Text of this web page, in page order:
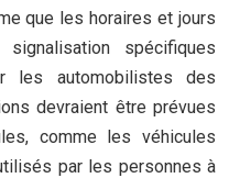
que les horaires et jours
spécifiques
les automobilistes des
devraient être prévues
comme les véhicules
par les personnes à